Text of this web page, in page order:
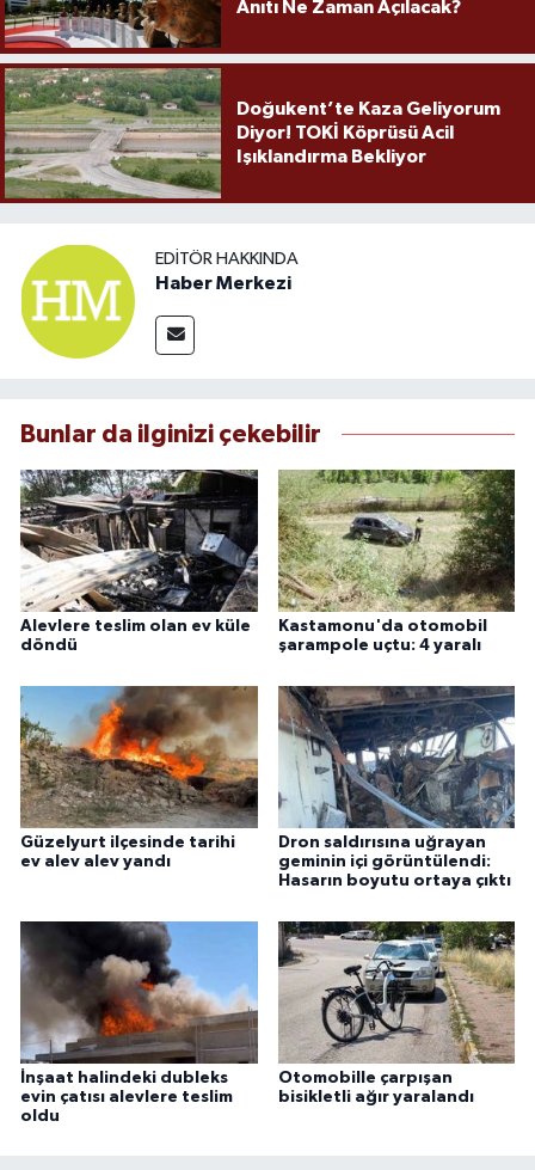
Anıtı Ne Zaman Açılacak?
Doğukent’te Kaza Geliyorum
Diyor! TOKİ Köprüsü Acil
Işıklandırma Bekliyor
EDITÖR HAKKINDA
Haber Merkezi
Bunlar da ilginizi çekebilir
Alevlere teslim olan ev küle
döndü
Kastamonu'da otomobil
şarampole uçtu: 4 yaralı
Güzelyurt ilçesinde tarihi
ev alev alev yandı
Dron saldırısına uğrayan
geminin içi görüntülendi:
Hasarın boyutu ortaya çıktı
İnşaat halindeki dubleks
evin çatısı alevlere teslim
oldu
Otomobille çarpışan
bisikletli ağır yaralandı